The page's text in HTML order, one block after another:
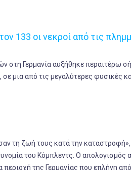
133 οι νεκροί από τις
Γερμανία αυξήθηκε περαιτέρω
μια από τις μεγαλύτερες φυσικές
τη ζωή τους κατά την καταστροφή»,
του Κόμπλεντς. Ο απολογισμός
της Γερμανίας που επλήγη